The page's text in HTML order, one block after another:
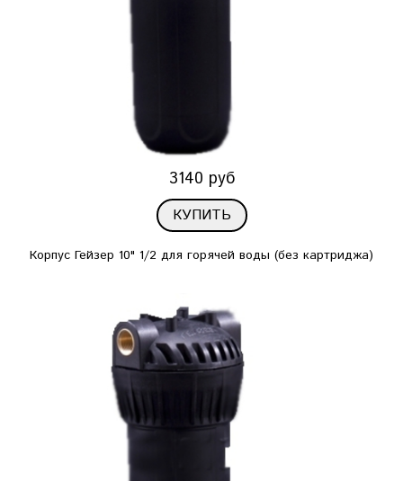
3140 руб
КУПИТЬ
Корпус Гейзер 10" 1/2 для горячей воды (без картриджа)